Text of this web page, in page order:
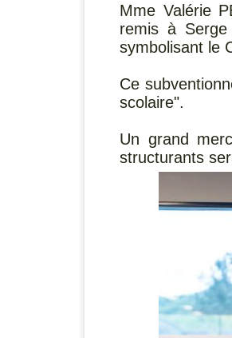
Mme Valérie
remis à Serge
symbolisant le
Ce
scolaire".
Un grand
structurants